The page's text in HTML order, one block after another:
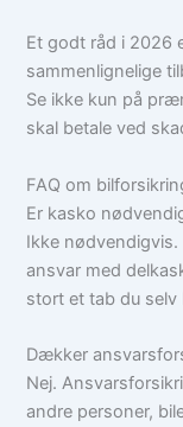
Et godt råd i 2026
sammenlignelige
Se ikke kun på
skal betale ved
FAQ om
Er kasko
Ikke
ansvar med
stort et tab du
Dækker
Nej.
andre personer,